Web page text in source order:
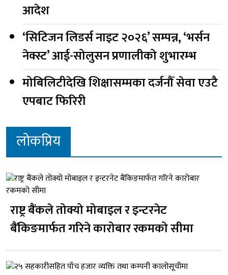
आदेश
‘सिटिजन लिडर्स नाइट २०२६’ सम्पन्न, ‘भर्सन
नेक्स्ट’ आई-सोलुसन प्रणालीको शुभारम्भ
मोबिलिटीदेखि शिक्षासम्मका दर्जनौँ सेवा एउटै
एपबाट फिरिरी
लोकप्रिय
राष्ट्र बैंकले तोक्यो मोबाइल र इन्टरनेट
बैंकिङमार्फत गरिने कारोबार रकमको सीमा